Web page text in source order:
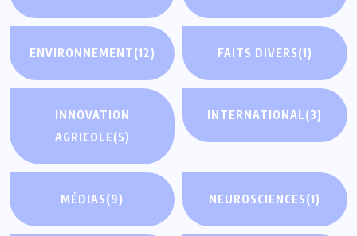
ENVIRONNEMENT(12) FAITS DIVERS(1)
INNOVATION
AGRICOLE(5)
INTERNATIONAL(3)
MÉDIAS(9) NEUROSCIENCES(1)